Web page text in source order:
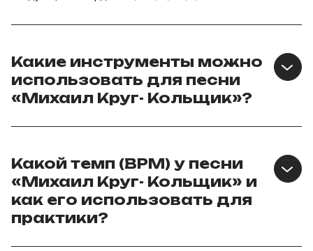
Какие инструменты можно
использовать для песни
«Михаил Круг- Кольщик»?
Какой темп (BPM) у песни
«Михаил Круг- Кольщик» и
как его использовать для
практики?